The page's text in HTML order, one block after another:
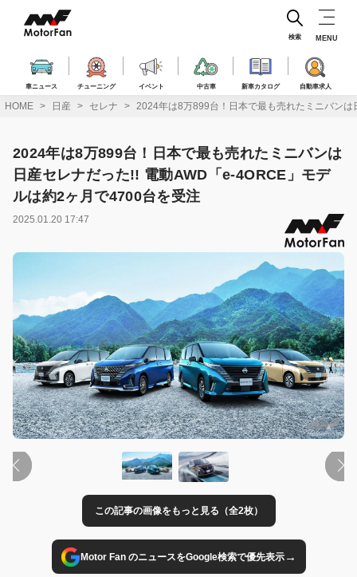
ス
車ニュース チューニング イベント 中古車 新車カタログ 自動車求人
検索 MENU
HOME 日産 セレナ 2024年は8万899台！日本で最も売れたミニバン
2024年は8万899台！日本で最も売れたミニバンは
日産セレナだった!! 電動AWD「e-4ORCE」モデ
ルは約2ヶ月で4700台を受注
2025.01.20 17:47
この記事の画像をもっと見る（全2枚）
Motor Fan のニュースをGoogle検索で優先表示→